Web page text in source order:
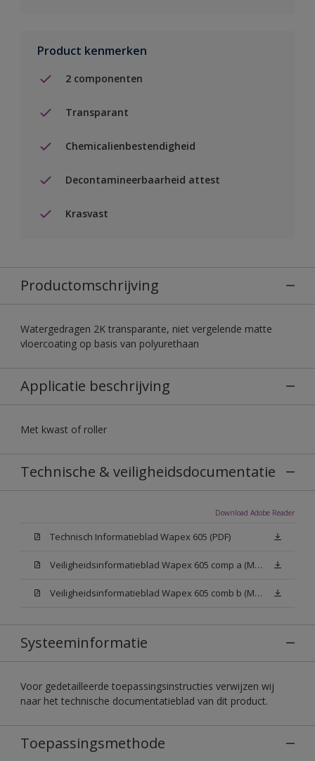
Product kenmerken
2 componenten
Transparant
Chemicalienbestendigheid
Decontamineerbaarheid attest
Krasvast
Productomschrijving
Watergedragen 2K transparante, niet vergelende matte
vloercoating op basis van polyurethaan
Applicatie beschrijving
Met kwast of roller
Technische & veiligheidsdocumentatie
Download Adobe Reader
Technisch Informatieblad Wapex 605 (PDF)
Veiligheidsinformatieblad Wapex 605 comp a (MSDS)
Veiligheidsinformatieblad Wapex 605 comb b (MSDS)
Systeeminformatie
Voor gedetailleerde toepassingsinstructies verwijzen wij
naar het technische documentatieblad van dit product.
Toepassingsmethode